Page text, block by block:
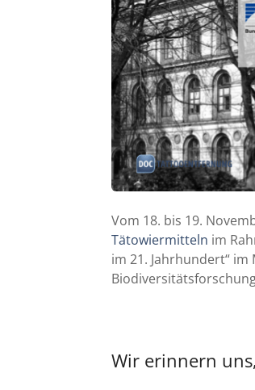
Vom 18. bis 19.
Tätowiermitteln im
im 21. Jahrhundert“
Wir erinnern